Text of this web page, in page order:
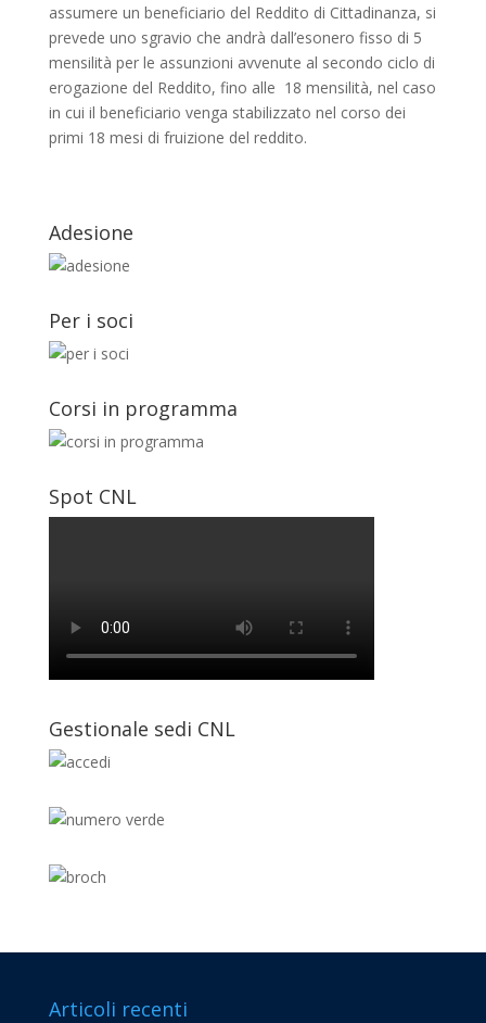
assumere un beneficiario del Reddito di Cittadinanza, si
prevede uno sgravio che andrà dall’esonero fisso di 5
mensilità per le assunzioni avvenute al secondo ciclo di
erogazione del Reddito, fino alle 18 mensilità, nel caso
in cui il beneficiario venga stabilizzato nel corso dei
primi 18 mesi di fruizione del reddito.
Adesione
Per i soci
Corsi in programma
Spot CNL
Gestionale sedi CNL
Articoli recenti